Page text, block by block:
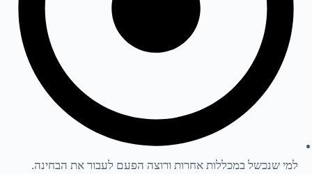
למי שנכשל במכללות אחרות ורוצה הפעם לעבור את הבחינה.​